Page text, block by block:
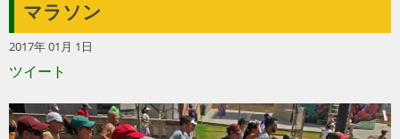
エンターテイメント
マラソン
2017年 01月 1日
ツイート